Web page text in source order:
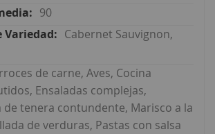
90
Cabernet Sauvignon,
de carne, Aves, Cocina
Ensaladas complejas,
de tenera contundente, Marisco a la
de verduras, Pastas con salsa